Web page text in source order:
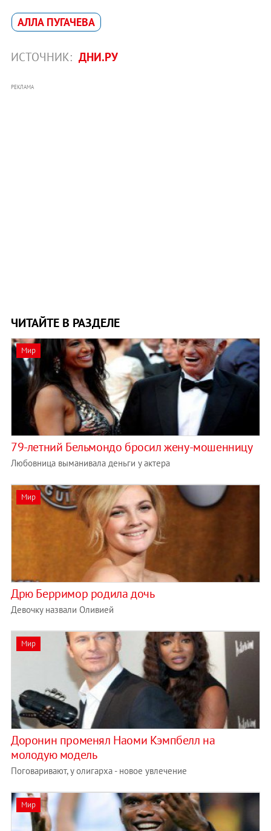
АЛЛА ПУГАЧЕВА
ИСТОЧНИК: ДНИ.РУ
РЕКЛАМА
ЧИТАЙТЕ В РАЗДЕЛЕ
Мир
79-летний Бельмондо бросил жену-мошенницу
Любовница выманивала деньги у актера
Мир
Дрю Берримор родила дочь
Девочку назвали Оливией
Мир
Доронин променял Наоми Кэмпбелл на
молодую модель
Поговаривают, у олигарха - новое увлечение
Мир